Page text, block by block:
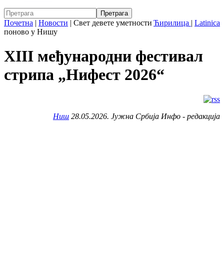
Ћирилица | Latinica
Почетна | Новости | Свет девете уметности
поново у Нишу
XIII међународни фестивал
стрипа „Нифест 2026“
Ниш 28.05.2026. Јужна Србија Инфо - редакција